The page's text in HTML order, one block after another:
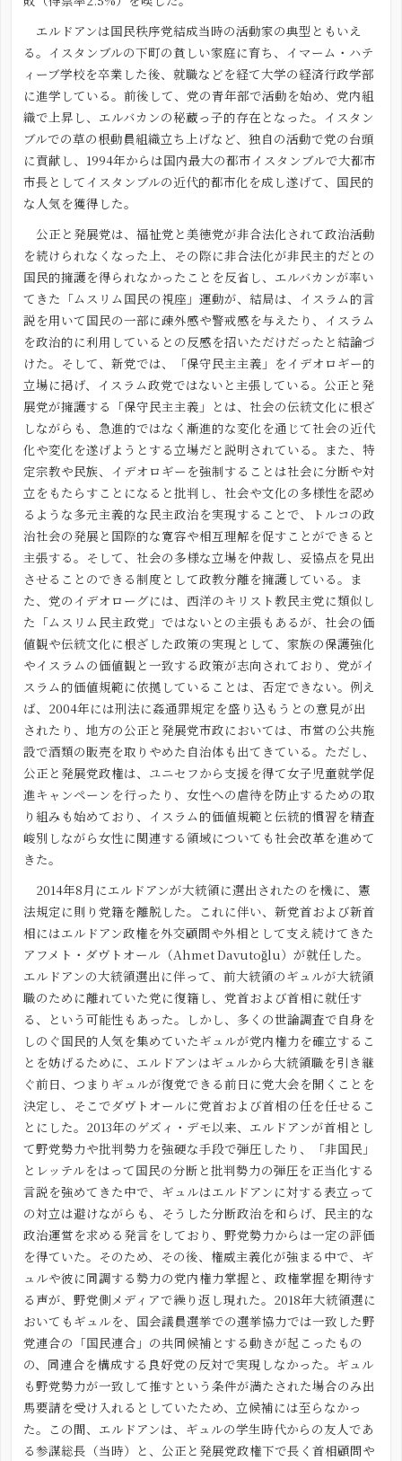
エルドアンは国民秩序党結成当時の活動家の典型ともいえ
る。イスタンブルの下町の貧しい家庭に育ち、イマーム・ハテ
ィーブ学校を卒業した後、就職などを経て大学の経済行政学部
に進学している。前後して、党の青年部で活動を始め、党内組
織で上昇し、エルバカンの秘蔵っ子的存在となった。イスタン
ブルでの草の根動員組織立ち上げなど、独自の活動で党の台頭
に貢献し、1994年からは国内最大の都市イスタンブルで大都市
市長としてイスタンブルの近代的都市化を成し遂げて、国民的
な人気を獲得した。
公正と発展党は、福祉党と美徳党が非合法化されて政治活動
を続けられなくなった上、その際に非合法化が非民主的だとの
国民的擁護を得られなかったことを反省し、エルバカンが率い
てきた「ムスリム国民の視座」運動が、結局は、イスラム的言
説を用いて国民の一部に疎外感や警戒感を与えたり、イスラム
を政治的に利用しているとの反感を招いただけだったと結論づ
けた。そして、新党では、「保守民主主義」をイデオロギー的
立場に掲げ、イスラム政党ではないと主張している。公正と発
展党が擁護する「保守民主主義」とは、社会の伝統文化に根ざ
しながらも、急進的ではなく漸進的な変化を通じて社会の近代
化や変化を遂げようとする立場だと説明されている。また、特
定宗教や民族、イデオロギーを強制することは社会に分断や対
立をもたらすことになると批判し、社会や文化の多様性を認め
るような多元主義的な民主政治を実現することで、トルコの政
治社会の発展と国際的な寛容や相互理解を促すことができると
主張する。そして、社会の多様な立場を仲裁し、妥協点を見出
させることのできる制度として政教分離を擁護している。ま
た、党のイデオローグには、西洋のキリスト教民主党に類似し
た「ムスリム民主政党」ではないとの主張もあるが、社会の価
値観や伝統文化に根ざした政策の実現として、家族の保護強化
やイスラムの価値観と一致する政策が志向されており、党がイ
スラム的価値規範に依拠していることは、否定できない。例え
ば、2004年には刑法に姦通罪規定を盛り込もうとの意見が出
されたり、地方の公正と発展党市政においては、市営の公共施
設で酒類の販売を取りやめた自治体も出てきている。ただし、
公正と発展党政権は、ユニセフから支援を得て女子児童就学促
進キャンペーンを行ったり、女性への虐待を防止するための取
り組みも始めており、イスラム的価値規範と伝統的慣習を精査
峻別しながら女性に関連する領域についても社会改革を進めて
きた。
2014年8月にエルドアンが大統領に選出されたのを機に、憲
法規定に則り党籍を離脱した。これに伴い、新党首および新首
相にはエルドアン政権を外交顧問や外相として支え続けてきた
アフメト・ダヴトオール（Ahmet Davutoğlu）が就任した。
エルドアンの大統領選出に伴って、前大統領のギュルが大統領
職のために離れていた党に復籍し、党首および首相に就任す
る、という可能性もあった。しかし、多くの世論調査で自身を
しのぐ国民的人気を集めていたギュルが党内権力を確立するこ
とを妨げるために、エルドアンはギュルから大統領職を引き継
ぐ前日、つまりギュルが復党できる前日に党大会を開くことを
決定し、そこでダヴトオールに党首および首相の任を任せるこ
とにした。2013年のゲズィ・デモ以来、エルドアンが首相とし
て野党勢力や批判勢力を強硬な手段で弾圧したり、「非国民」
とレッテルをはって国民の分断と批判勢力の弾圧を正当化する
言説を強めてきた中で、ギュルはエルドアンに対する表立って
の対立は避けながらも、そうした分断政治を和らげ、民主的な
政治運営を求める発言をしており、野党勢力からは一定の評価
を得ていた。そのため、その後、権威主義化が強まる中で、ギ
ュルや彼に同調する勢力の党内権力掌握と、政権掌握を期待す
る声が、野党側メディアで繰り返し現れた。2018年大統領選に
おいてもギュルを、国会議員選挙での選挙協力では一致した野
党連合の「国民連合」の共同候補とする動きが起こったもの
の、同連合を構成する良好党の反対で実現しなかった。ギュル
も野党勢力が一致して推すという条件が満たされた場合のみ出
馬要請を受け入れるとしていたため、立候補には至らなかっ
た。この間、エルドアンは、ギュルの学生時代からの友人であ
る参謀総長（当時）と、公正と発展党政権下で長く首相顧問や